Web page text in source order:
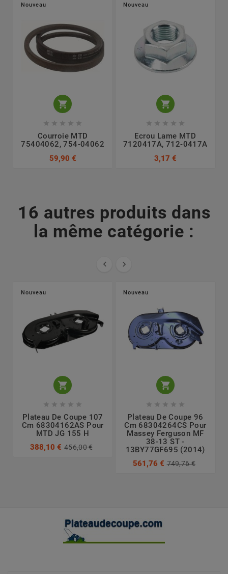
Nouveau

    
Courroie MTD
75404062, 754-04062
59,90 €
Nouveau

    
Ecrou Lame MTD
7120417A, 712-0417A
3,17 €
16 autres produits dans
la même catégorie :
 
Nouveau

    
Plateau De Coupe 107
Cm 68304162AS Pour
MTD JG 155 H
388,10 € 456,00 €
Nouveau

    
Plateau De Coupe 96
Cm 68304264CS Pour
Massey Ferguson MF
38-13 ST -
13BY77GF695 (2014)
561,76 € 749,76 €